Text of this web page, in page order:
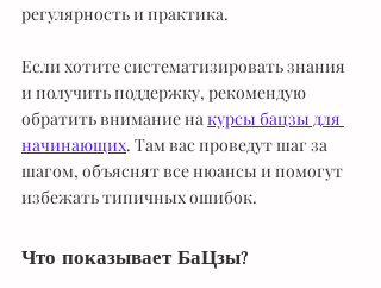
регулярность и практика.
Если хотите систематизировать знания
и получить поддержку, рекомендую
обратить внимание на курсы бацзы для
начинающих. Там вас проведут шаг за
шагом, объяснят все нюансы и помогут
избежать типичных ошибок.
Что показывает БаЦзы?